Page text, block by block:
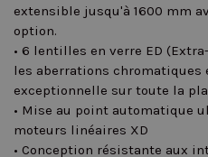
extensible jusqu'à 1600 mm
option.
• 6 lentilles en verre ED
les aberrations chromatiques
exceptionnelle sur toute la
• Mise au point automatique
moteurs linéaires XD
• Conception résistante aux